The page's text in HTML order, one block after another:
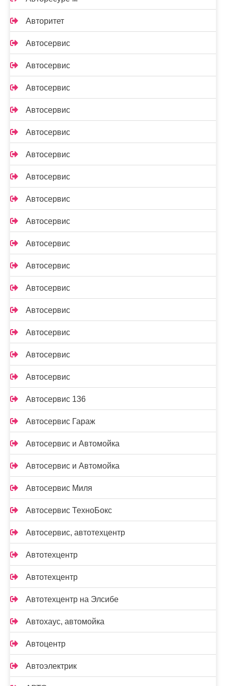
Авторитет
Автосервис
Автосервис
Автосервис
Автосервис
Автосервис
Автосервис
Автосервис
Автосервис
Автосервис
Автосервис
Автосервис
Автосервис
Автосервис
Автосервис
Автосервис
Автосервис
Автосервис 136
Автосервис Гараж
Автосервис и Автомойка
Автосервис и Автомойка
Автосервис Миля
Автосервис ТехноБокс
Автосервис, автотехцентр
Автотехцентр
Автотехцентр
Автотехцентр на Элсибе
Автохаус, автомойка
Автоцентр
Автоэлектрик